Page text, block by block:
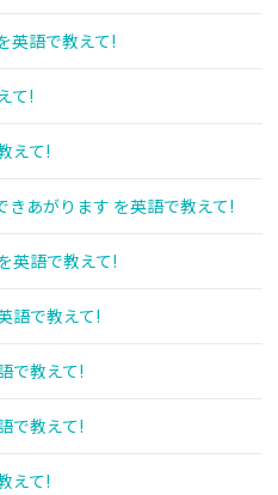
英語で教えて!
て!
えて!
あがります を英語で教えて!
英語で教えて!
語で教えて!
で教えて!
で教えて!
えて!